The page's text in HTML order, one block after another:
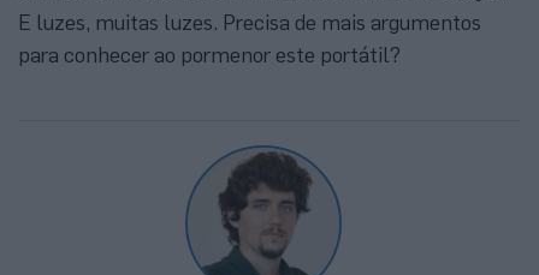
E luzes, muitas luzes. Precisa de mais argumentos
para conhecer ao pormenor este portátil?